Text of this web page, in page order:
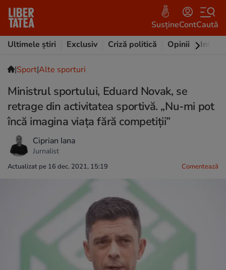
SusțineContCaută
Ultimele știri
Exclusiv Criză politică Opinii
|Sport|Alte sporturi
Ministrul sportului, Eduard Novak, se
retrage din activitatea sportivă. „Nu-mi pot
încă imagina viaţa fără competiţii”
Ciprian Iana
Jurnalist
Actualizat pe 16 dec. 2021, 15:19 Comentează